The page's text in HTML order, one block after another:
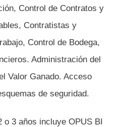
Control de Contratos y
Contratistas y
Control de Bodega,
Administración del
Valor Ganado. Acceso
de seguridad.
o 3 años incluye OPUS BI